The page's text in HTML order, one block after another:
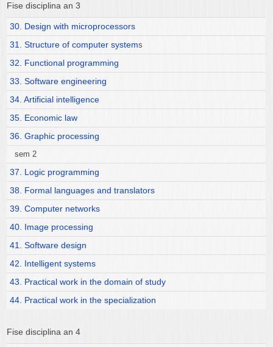
Fise disciplina an 3
30. Design with microprocessors
31. Structure of computer systems
32. Functional programming
33. Software engineering
34. Artificial intelligence
35. Economic law
36. Graphic processing
sem 2
37. Logic programming
38. Formal languages and translators
39. Computer networks
40. Image processing
41. Software design
42. Intelligent systems
43. Practical work in the domain of study
44. Practical work in the specialization
Fise disciplina an 4